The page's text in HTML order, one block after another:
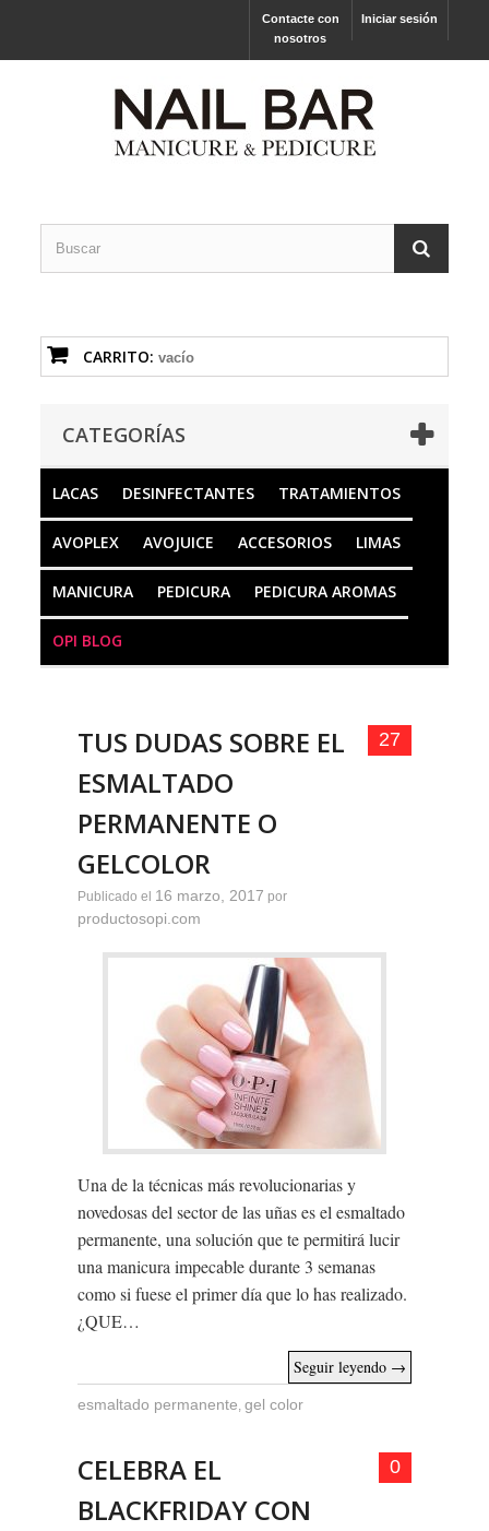
Iniciar sesión
Contacte con
nosotros
CARRITO: vacío
CATEGORÍAS
LACAS DESINFECTANTES TRATAMIENTOS
AVOPLEX AVOJUICE ACCESORIOS LIMAS
MANICURA PEDICURA PEDICURA AROMAS
OPI BLOG
27
TUS DUDAS SOBRE EL
ESMALTADO
PERMANENTE O
GELCOLOR
Publicado el 16 marzo, 2017 por
productosopi.com
Una de la técnicas más revolucionarias y
novedosas del sector de las uñas es el esmaltado
permanente, una solución que te permitirá lucir
una manicura impecable durante 3 semanas
como si fuese el primer día que lo has realizado.
¿QUE…
Seguir leyendo →
esmaltado permanente ,gel color
0
CELEBRA EL
BLACKFRIDAY CON